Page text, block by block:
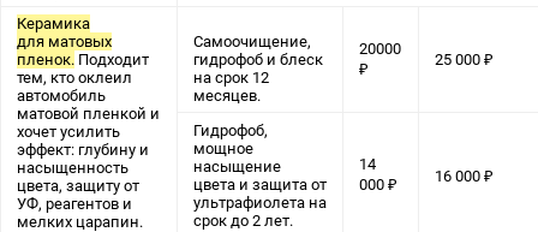
Керамика
для матовых
пленок. Подходит
тем, кто оклеил
автомобиль
матовой пленкой и
хочет усилить
эффект: глубину и
насыщенность
цвета, защиту от
УФ, реагентов и
мелких царапин.
Самоочищение,
гидрофоб и блеск
на срок 12
месяцев.
20000
₽
25 000 ₽
Гидрофоб,
мощное
насыщение
цвета и защита от
ультрафиолета на
срок до 2 лет.
14
000 ₽
16 000 ₽